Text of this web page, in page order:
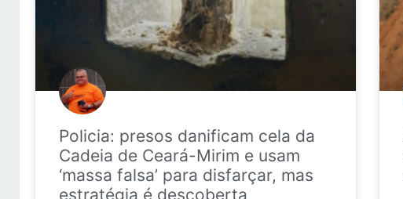
Policia: presos danificam cela da
Cadeia de Ceará-Mirim e usam
‘massa falsa’ para disfarçar, mas
estratégia é descoberta